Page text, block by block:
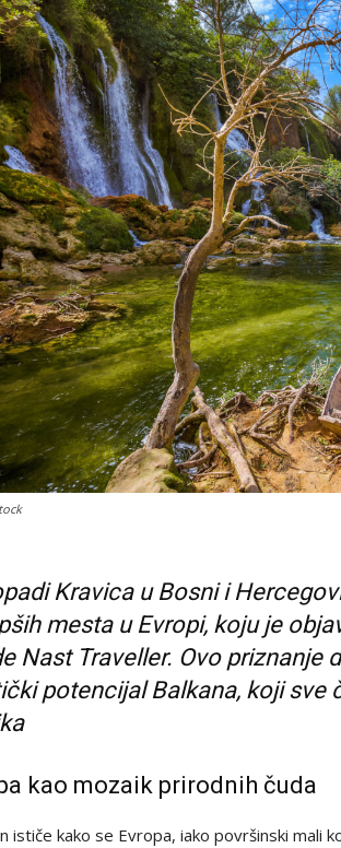
Kravica u Bosni i
mesta u Evropi, koju je
Nast Traveller. Ovo
potencijal Balkana, koji sve
kao mozaik prirodnih čuda
ističe kako se Evropa, iako površinski